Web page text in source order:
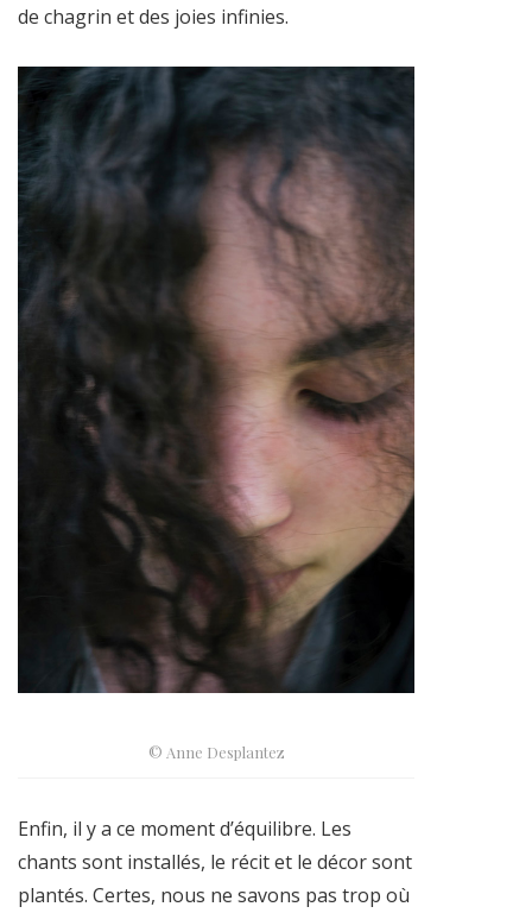
de chagrin et des joies infinies.
© Anne Desplantez
Enfin, il y a ce moment d’équilibre. Les
chants sont installés, le récit et le décor sont
plantés. Certes, nous ne savons pas trop où